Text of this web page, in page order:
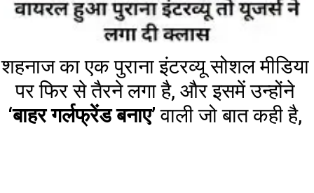
शहनाज का एक पुराना इंटरव्यू सोशल मीडिया
पर फिर से तैरने लगा है, और इसमें उन्होंने
‘बाहर गर्लफ्रेंड बनाए’ वाली जो बात कही है,